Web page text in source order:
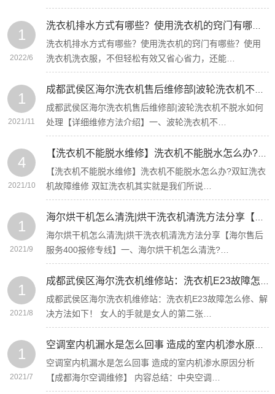
1
2022/6
洗衣机排水方式有哪些？使用洗衣机的窍门有哪些？使用
洗衣机洗衣服，不但轻松有效又省心省力，还能…
1
2021/11
成都武侯区海尔洗衣机售后维修部|波轮洗衣机不脱水如何
处理【详细维修方法介绍】一、波轮洗衣机不…
4
2021/10
【洗衣机不能脱水维修】洗衣机不能脱水怎么办?双缸洗衣
机故障维修 双缸洗衣机其实就是我们所说…
1
2021/9
海尔烘干机怎么清洗|烘干洗衣机清洗方法分享【海尔售后
服务400报修专线】一、海尔烘干机怎么清洗?…
1
2021/8
成都武侯区海尔洗衣机维修站：洗衣机E23故障怎么修、解
决方法如下！ 女人的手就是女人的第二张…
1
2021/7
空调室内机漏水是怎么回事 造成的室内机渗水原因分析
【成都海尔空调维修】 内容总结：中央空调…